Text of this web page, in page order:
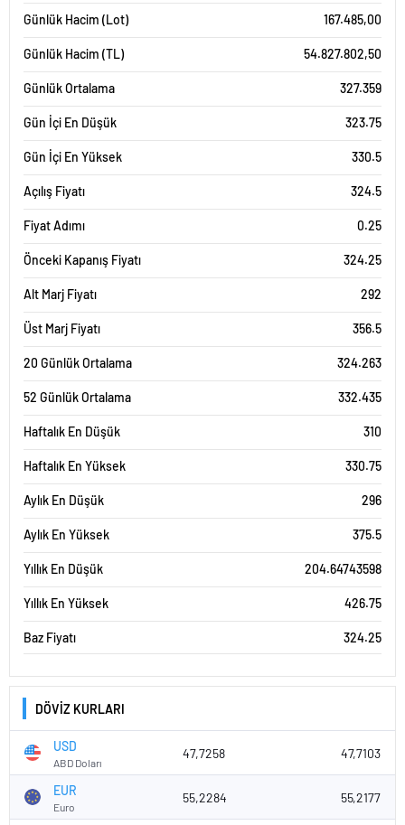
Günlük Hacim (Lot) 167.485,00
Günlük Hacim (TL) 54.827.802,50
Günlük Ortalama 327.359
Gün İçi En Düşük 323.75
Gün İçi En Yüksek 330.5
Açılış Fiyatı 324.5
Fiyat Adımı 0.25
Önceki Kapanış Fiyatı 324.25
Alt Marj Fiyatı 292
Üst Marj Fiyatı 356.5
20 Günlük Ortalama 324.263
52 Günlük Ortalama 332.435
Haftalık En Düşük 310
Haftalık En Yüksek 330.75
Aylık En Düşük 296
Aylık En Yüksek 375.5
Yıllık En Düşük 204.64743598
Yıllık En Yüksek 426.75
Baz Fiyatı 324.25
DÖVİZ KURLARI
USD
ABD Doları
47,7258 47,7103
EUR
Euro
55,2284 55,2177